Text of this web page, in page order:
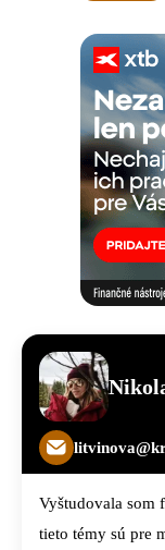
Vyštudovala som
tieto témy sú pre